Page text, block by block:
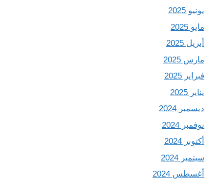
يونيو 2025
مايو 2025
أبريل 2025
مارس 2025
فبراير 2025
يناير 2025
ديسمبر 2024
نوفمبر 2024
أكتوبر 2024
سبتمبر 2024
أغسطس 2024